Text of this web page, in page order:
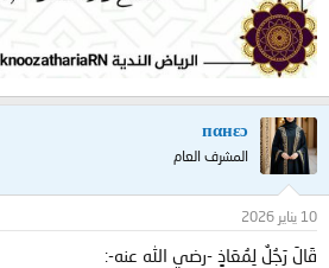
пαнεɔ
المشرف العام
10 يناير 2026
قَالَ رَجُلٌ لِمُعَاذٍ -رضي الله عنه-: